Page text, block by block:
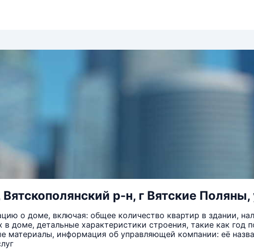
р-н, г Вятские
о доме, включая: общее количество квартир в здании,
доме, детальные характеристики строения, такие как год
материалы, информация об управляющей компании: её